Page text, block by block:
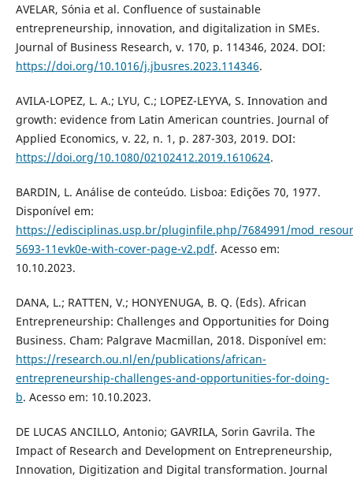
AVELAR, Sónia et al. Confluence of sustainable
entrepreneurship, innovation, and digitalization in SMEs.
Journal of Business Research, v. 170, p. 114346, 2024. DOI:
https://doi.org/10.1016/j.jbusres.2023.114346.
AVILA-LOPEZ, L. A.; LYU, C.; LOPEZ-LEYVA, S. Innovation and
growth: evidence from Latin American countries. Journal of
Applied Economics, v. 22, n. 1, p. 287-303, 2019. DOI:
https://doi.org/10.1080/02102412.2019.1610624.
BARDIN, L. Análise de conteúdo. Lisboa: Edições 70, 1977.
Disponível em:
https://edisciplinas.usp.br/pluginfile.php/7684991/
5693-11evk0e-with-cover-page-v2.pdf. Acesso em:
10.10.2023.
DANA, L.; RATTEN, V.; HONYENUGA, B. Q. (Eds). African
Entrepreneurship: Challenges and Opportunities for Doing
Business. Cham: Palgrave Macmillan, 2018. Disponível em:
https://research.ou.nl/en/publications/african-
entrepreneurship-challenges-and-opportunities-for-doing-
b. Acesso em: 10.10.2023.
DE LUCAS ANCILLO, Antonio; GAVRILA, Sorin Gavrila. The
Impact of Research and Development on Entrepreneurship,
Innovation, Digitization and Digital transformation. Journal